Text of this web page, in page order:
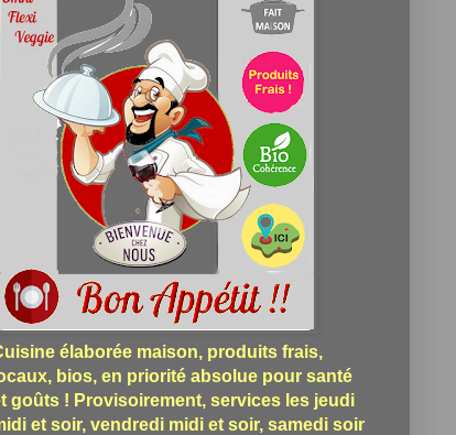
élaborée maison, produits frais,
bios, en priorité absolue pour santé
goûts ! Provisoirement, services les jeudi
et soir, vendredi midi et soir, samedi soir